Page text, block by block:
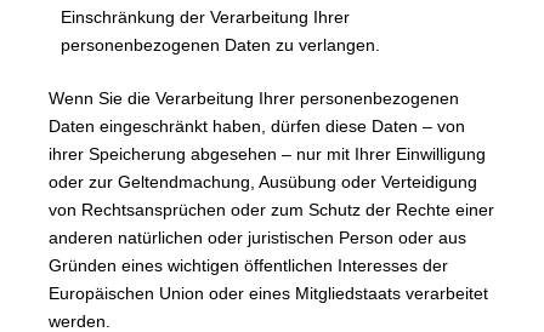
Einschränkung der Verarbeitung Ihrer
personenbezogenen Daten zu verlangen.
Wenn Sie die Verarbeitung Ihrer personenbezogenen
Daten eingeschränkt haben, dürfen diese Daten – von
ihrer Speicherung abgesehen – nur mit Ihrer Einwilligung
oder zur Geltendmachung, Ausübung oder Verteidigung
von Rechtsansprüchen oder zum Schutz der Rechte einer
anderen natürlichen oder juristischen Person oder aus
Gründen eines wichtigen öffentlichen Interesses der
Europäischen Union oder eines Mitgliedstaats verarbeitet
werden.